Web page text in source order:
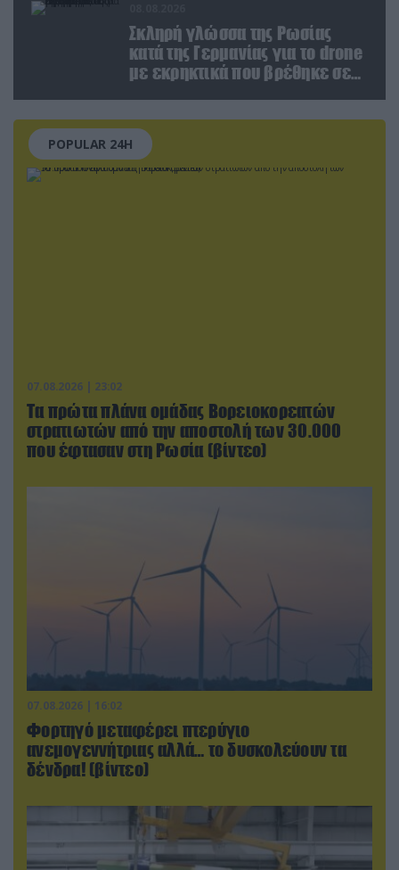
Σκληρή γλώσσα της Ρωσίας
κατά της Γερμανίας για το drone
με εκρηκτικά που βρέθηκε σε
POPULAR 24H
07.08.2026 | 23:02
Τα πρώτα πλάνα ομάδας Βορειοκορεατών
στρατιωτών από την αποστολή των 30.000
που έφτασαν στη Ρωσία (βίντεο)
07.08.2026 | 16:02
Φορτηγό μεταφέρει πτερύγιο
ανεμογεννήτριας αλλά… το δυσκολεύουν τα
δένδρα! (βίντεο)